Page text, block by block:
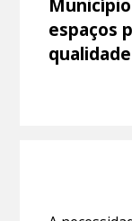
espaços